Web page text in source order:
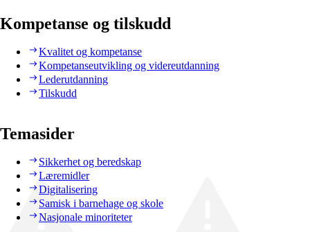
Kompetanse og tilskudd
Kvalitet og kompetanse
Kompetanseutvikling og videreutdanning
Lederutdanning
Tilskudd
Temasider
Sikkerhet og beredskap
Læremidler
Digitalisering
Samisk i barnehage og skole
Nasjonale minoriteter